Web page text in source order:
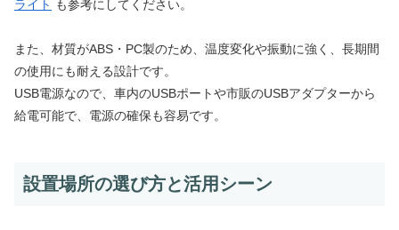
ライト も参考にしてください。
また、材質がABS・PC製のため、温度変化や振動に強く、長期間
の使用にも耐える設計です。
USB電源なので、車内のUSBポートや市販のUSBアダプターから
給電可能で、電源の確保も容易です。
設置場所の選び方と活用シーン